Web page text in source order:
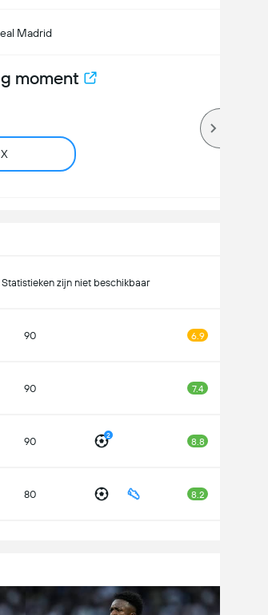
Madrid
moment
X
Statistieken zijn niet beschikbaar
90 6.9
90 7.4
90 2
8.8
80 8.2